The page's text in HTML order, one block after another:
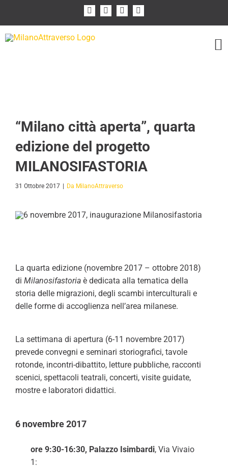
contenuto
FacebookInstagram
Flickr
“Milano città aperta”, quarta
edizione del progetto
MILANOSIFASTORIA
31 Ottobre 2017 Da MilanoAttraverso
La quarta edizione (novembre 2017 – ottobre 2018)
di Milanosifastoria è dedicata alla tematica della
storia delle migrazioni, degli scambi interculturali e
delle forme di accoglienza nell’area milanese.
La settimana di apertura (6-11 novembre 2017)
prevede convegni e seminari storiografici, tavole
rotonde, incontri-dibattito, letture pubbliche, racconti
scenici, spettacoli teatrali, concerti, visite guidate,
mostre e laboratori didattici.
6 novembre 2017
ore 9:30-16:30, Palazzo Isimbardi, Via Vivaio
1: